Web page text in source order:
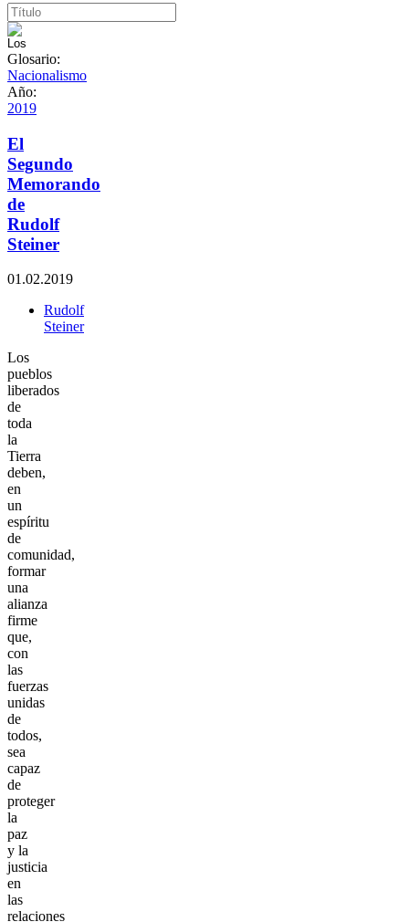
Glosario:
Nacionalismo
Año:
2019
El
Segundo
Memorando
de
Rudolf
Steiner
01.02.2019
Rudolf
Steiner
Los
pueblos
liberados
de
toda
la
Tierra
deben,
en
un
espíritu
de
comunidad,
formar
una
alianza
firme
que,
con
las
fuerzas
unidas
de
todos,
sea
capaz
de
proteger
la
paz
y la
justicia
en
las
relaciones